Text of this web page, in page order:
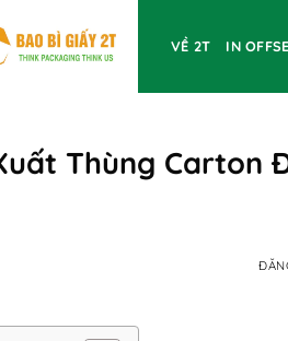
VỀ 2T IN
Thùng Carton